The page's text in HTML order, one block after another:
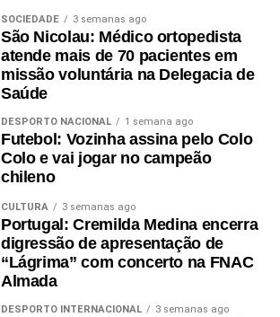
SOCIEDADE 3 semanas ago
São Nicolau: Médico ortopedista
atende mais de 70 pacientes em
missão voluntária na Delegacia de
Saúde
DESPORTO NACIONAL 1 semana ago
Futebol: Vozinha assina pelo Colo
Colo e vai jogar no campeão
chileno
CULTURA 3 semanas ago
Portugal: Cremilda Medina encerra
digressão de apresentação de
“Lágrima” com concerto na FNAC
Almada
DESPORTO INTERNACIONAL 3 semanas ago